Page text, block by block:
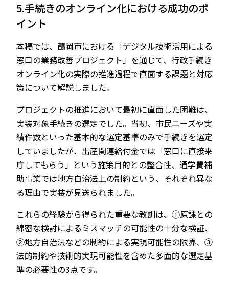
5.手続きのオンライン化における成功のポ
イント
本稿では、鶴岡市における「デジタル技術活用による
窓口の業務改善プロジェクト」を通じて、行政手続き
オンライン化の実際の推進過程で直面する課題と対応
策について解説しました。
プロジェクトの推進において最初に直面した困難は、
実装対象手続きの選定でした。当初、市民ニーズや実
績件数といった基本的な選定基準のみで手続きを選定
していましたが、出産関連給付金では「窓口に直接来
庁してもらう」という施策目的との整合性、通学費補
助事業では地方自治法上の制約という、それぞれ異な
る理由で実装が見送られました。
これらの経験から得られた重要な教訓は、①原課との
綿密な検討によるミスマッチの可能性の十分な検証、
②地方自治法などの制約による実現可能性の限界、③
法的制約や技術的実現可能性を含めた多面的な選定基
準の必要性の3点です。